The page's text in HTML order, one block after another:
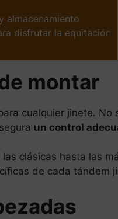
almacenamiento
disfrutar la equitación
montar
cualquier jinete. No
un control
clásicas hasta las
de cada tándem